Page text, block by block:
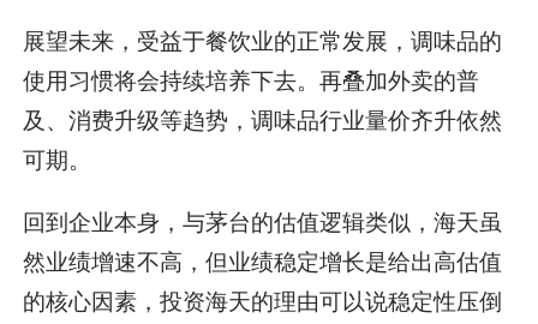
展望未来，受益于餐饮业的正常发展，调味品的
使用习惯将会持续培养下去。再叠加外卖的普
及、消费升级等趋势，调味品行业量价齐升依然
可期。
回到企业本身，与茅台的估值逻辑类似，海天虽
然业绩增速不高，但业绩稳定增长是给出高估值
的核心因素，投资海天的理由可以说稳定性压倒